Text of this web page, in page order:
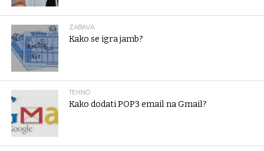
ZABAVA
Kako se igra jamb?
TEHNO
Kako dodati POP3 email na Gmail?